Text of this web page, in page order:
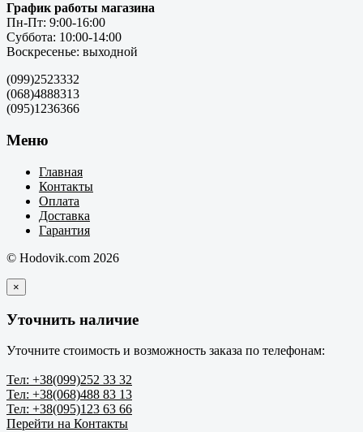
График работы магазина
Пн-Пт: 9:00-16:00
Суббота: 10:00-14:00
Воскресенье: выходной
(099)2523332
(068)4888313
(095)1236366
Меню
Главная
Контакты
Оплата
Доставка
Гарантия
© Hodovik.com 2026
×
Уточнить наличие
Уточните стоимость и возможность заказа по телефонам:
Тел: +38(099)252 33 32
Тел: +38(068)488 83 13
Тел: +38(095)123 63 66
Перейти на Контакты